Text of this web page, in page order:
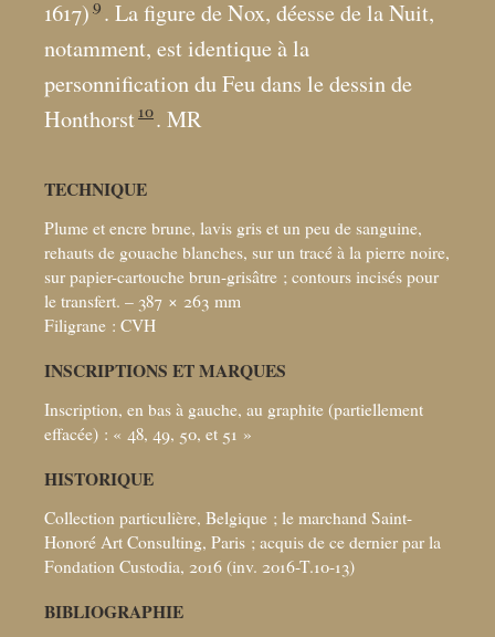
1617) . La figure de Nox, déesse de la Nuit,
notamment, est identique à la
personnification du Feu dans le dessin de
Honthorst 10. MR
TECHNIQUE
Plume et encre brune, lavis gris et un peu de sanguine,
rehauts de gouache blanches, sur un tracé à la pierre noire,
sur papier-cartouche brun-grisâtre ; contours incisés pour
le transfert. – 387 × 263 mm
Filigrane : CVH
INSCRIPTIONS ET MARQUES
Inscription, en bas à gauche, au graphite (partiellement
effacée) : « 48, 49, 50, et 51 »
HISTORIQUE
Collection particulière, Belgique ; le marchand Saint-
Honoré Art Consulting, Paris ; acquis de ce dernier par la
Fondation Custodia, 2016 (inv. 2016-T.10-13)
BIBLIOGRAPHIE